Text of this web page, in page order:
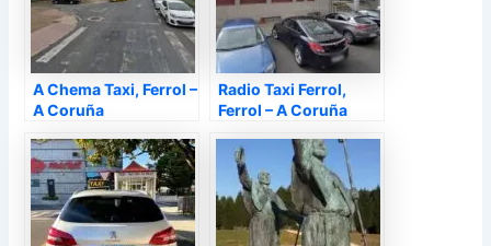
A Chema Taxi, Ferrol –
A Coruña
Radio Taxi Ferrol,
Ferrol – A Coruña